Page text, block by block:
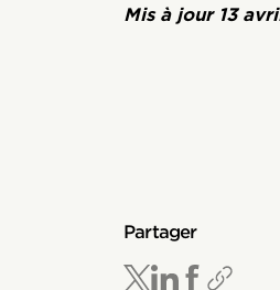
Mis à jour 13
Partager